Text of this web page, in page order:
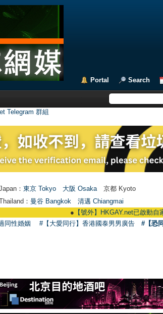
Portal Search
Telegram 群組
： 東京 Tokyo 大阪 Osaka 京都 Kyoto
： 曼谷 Bangkok
清邁 Chiangmai
【號外】HKGAY.net已啟動自家
同性婚姻 #【大愛同行】香港國泰男男廣告 #【恐